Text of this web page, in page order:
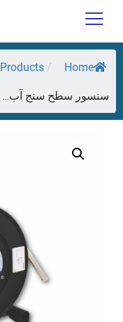
Home
/
Products
سنسور سطح سنج آب...